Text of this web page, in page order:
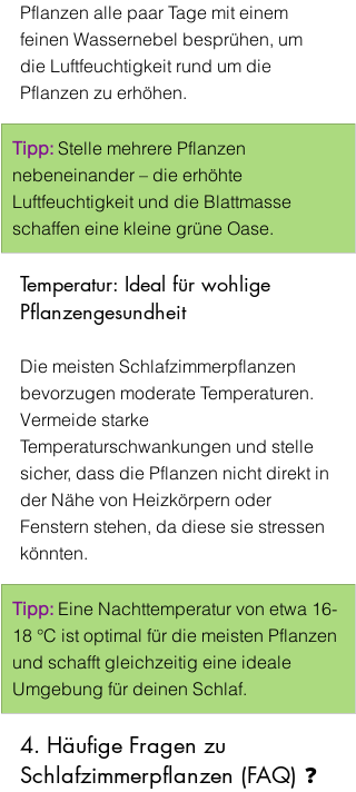
Pflanzen alle paar Tage mit einem
feinen Wassernebel besprühen, um
die Luftfeuchtigkeit rund um die
Pflanzen zu erhöhen.
Tipp: Stelle mehrere Pflanzen
nebeneinander – die erhöhte
Luftfeuchtigkeit und die Blattmasse
schaffen eine kleine grüne Oase.
Temperatur: Ideal für wohlige
Pflanzengesundheit
Die meisten Schlafzimmerpflanzen
bevorzugen moderate Temperaturen.
Vermeide starke
Temperaturschwankungen und stelle
sicher, dass die Pflanzen nicht direkt in
der Nähe von Heizkörpern oder
Fenstern stehen, da diese sie stressen
könnten.
Tipp: Eine Nachttemperatur von etwa 16-
18 °C ist optimal für die meisten Pflanzen
und schafft gleichzeitig eine ideale
Umgebung für deinen Schlaf.
4. Häufige Fragen zu
Schlafzimmerpflanzen (FAQ) ❓